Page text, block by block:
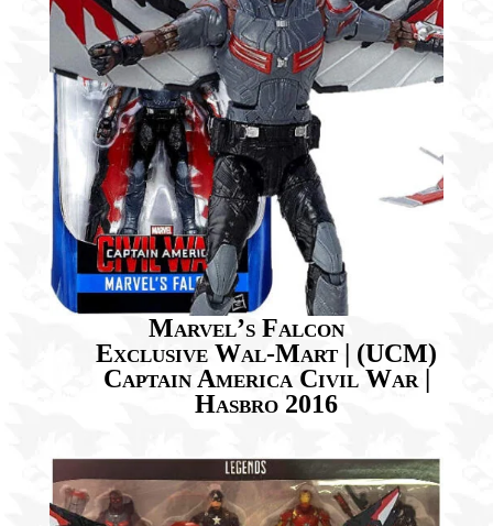
Marvel’s Falcon
Exclusive Wal-Mart | (UCM)
Captain America Civil War |
Hasbro 2016